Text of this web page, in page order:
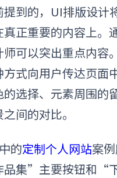
到的，UI排版设计
正重要的内容上。
可以突出重点内容
式向用户传达页面
选择、元素周围的
间的对比。
的定制个人网站案
集”主要按钮和“